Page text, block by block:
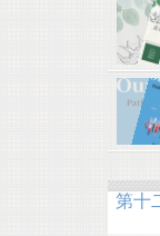
第十